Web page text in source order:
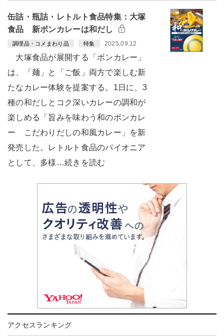
缶詰・瓶詰・レトルト食品特集：大塚
食品 新ボンカレーは和だし
調理品・コメまわり品 特集 2025.09.12
大塚食品が展開する「ボンカレー」
は、「麺」と「ご飯」両方で楽しむ新
たなカレー体験を提案する。1日に、3
種の和だしとコク深いカレーの調和が
楽しめる「旨みを味わう和のボンカレ
ー こだわりだしの和風カレー」を新
発売した。レトルト食品のパイオニア
として、多様…続きを読む
アクセスランキング